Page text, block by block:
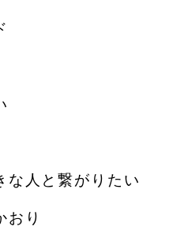
な人と繋がりたい
おり